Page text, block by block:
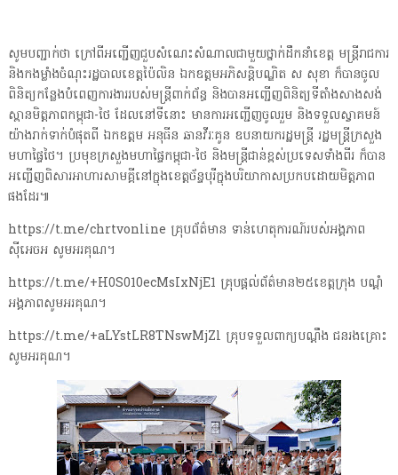
សូមបញ្ជាក់ថា ក្រៅពីអញ្ជើញជួបសំណេះសំណាលជាមួយថ្នាក់ដឹកនាំខេត្ត មន្រ្តីរាជការ
និងកងម្លាំងចំណុះរដ្ឋបាលខេត្តប៉ៃលិន ឯកឧត្តមអភិសន្តិបណ្ឌិត ស សុខា ក៏បានចូល
ពិនិត្យកន្លែងបំពេញការងាររបស់មន្រ្តីពាក់ព័ន្ធ និងបានអញ្ជើញពិនិត្យទីតាំងសាងសង់
ស្ពានមិត្តភាពកម្ពុជា-ថៃ ដែលនៅទីនោះ មានការអញ្ជើញចូលរួម និងទទួលស្វាគមន៍
យ៉ាងរាក់ទាក់បំផុតពី ឯកឧត្តម អនុធីន ឆានវីរៈគូន ឧបនាយករដ្ឋមន្រ្តី រដ្ឋមន្រ្តីក្រសួង
មហាផ្ទៃថៃ។ ប្រមុខក្រសួងមហាផ្ទៃកម្ពុជា-ថៃ និងមន្រ្តីជាន់ខ្ពស់ប្រទេសទាំងពីរ ក៏បាន
អញ្ជើញពិសារអាហារសាមគ្គីនៅក្នុងខេត្តច័ន្ទបុរីក្នុងបរិយាកាសប្រកបដោយមិត្តភាព
ផងដែរ៕
https://t.me/chrtvonline គ្រុបព័ត៌មាន ទាន់ហេតុការណ៍របស់អង្គភាព
ស៊ីអេចអ សូមអរគុណ។
https://t.me/+H0S010ecMsIxNjE1 គ្រុបផ្តល់ព័ត៌មាន២៥ខេត្តក្រុង បណ្តំ
អង្គភាពសូមអរគុណ។
https://t.me/+aLYstLR8TNswMjZl គ្រុបទទួលពាក្យបណ្តឹង ជនរងគ្រោះ
សូមអរគុណ។